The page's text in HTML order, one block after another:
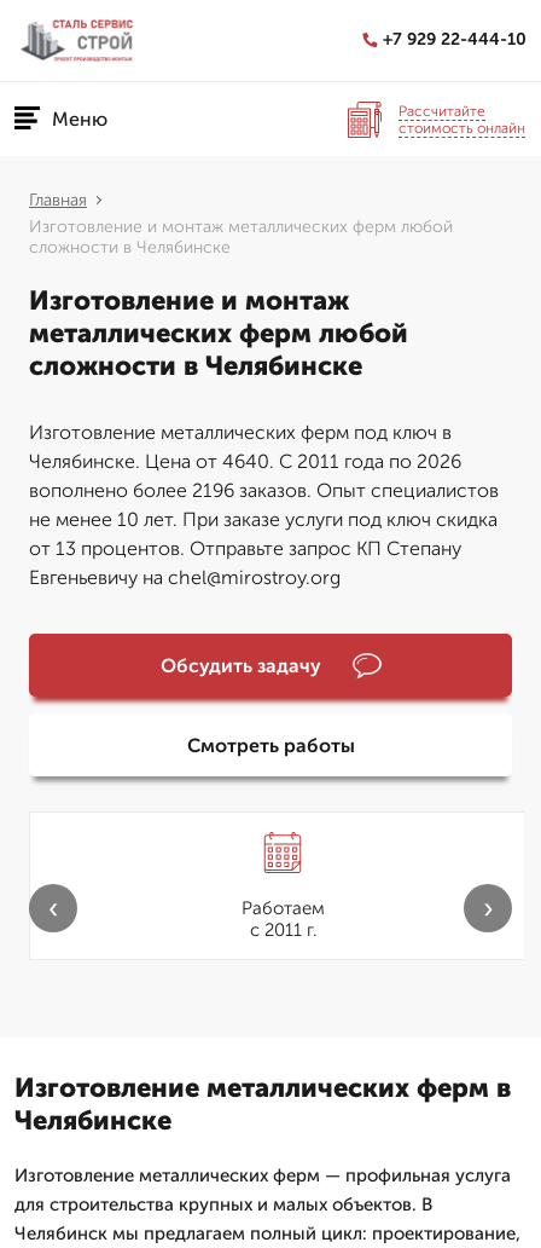
+7 929 22-444-10
Меню
Рассчитайте
стоимость онлайн
Главная
Изготовление и монтаж металлических ферм любой
сложности в Челябинске
Изготовление и монтаж
металлических ферм любой
сложности в Челябинске
Изготовление металлических ферм под ключ в
Челябинске. Цена от 4640. С 2011 года по 2026
вополнено более 2196 заказов. Опыт специалистов
не менее 10 лет. При заказе услуги под ключ скидка
от 13 процентов. Отправьте запрос КП Степану
Евгеньевичу на chel@mirostroy.org
Обсудить задачу
Смотреть работы
Работаем
с 2011 г.
‹ ›
Изготовление металлических ферм в
Челябинске
Изготовление металлических ферм — профильная услуга
для строительства крупных и малых объектов. В
Челябинск мы предлагаем полный цикл: проектирование,